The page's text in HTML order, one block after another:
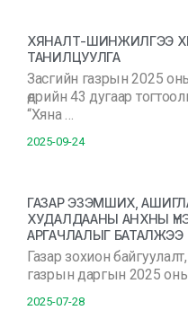
ХЯНАЛТ-ШИНЖИЛГЭЭ
ТАНИЛЦУУЛГА
Засгийн газрын 2025
өдрийн 43 дугаар
“Хяна …
2025-09-24
ГАЗАР ЭЗЭМШИХ,
ХУДАЛДААНЫ АНХНЫ
АРГАЧЛАЛЫГ БАТАЛЖЭЭ
Газар зохион
газрын даргын 2025
2025-07-28